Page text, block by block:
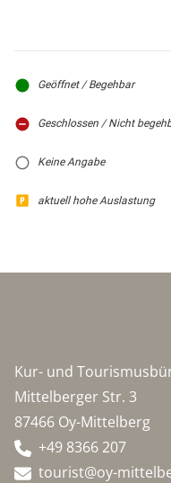
Geöffnet / Begehbar
Geschlossen / Nicht
Keine Angabe
aktuell hohe Auslastung
Kur- und
Mittelberger Str. 3
87466 Oy-Mittelberg
+49 8366 207
tourist@oy-